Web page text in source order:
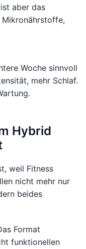
aber das
Mikronährstoffe,
Woche sinnvoll
mehr Schlaf.
Hybrid
weil Fitness
nicht mehr nur
beides
Format
funktionellen